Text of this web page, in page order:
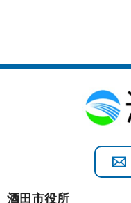
酒田市役所